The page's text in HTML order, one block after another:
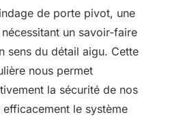
de porte pivot, une
un savoir-faire
sens du détail aigu. Cette
nous permet
la sécurité de nos
le système